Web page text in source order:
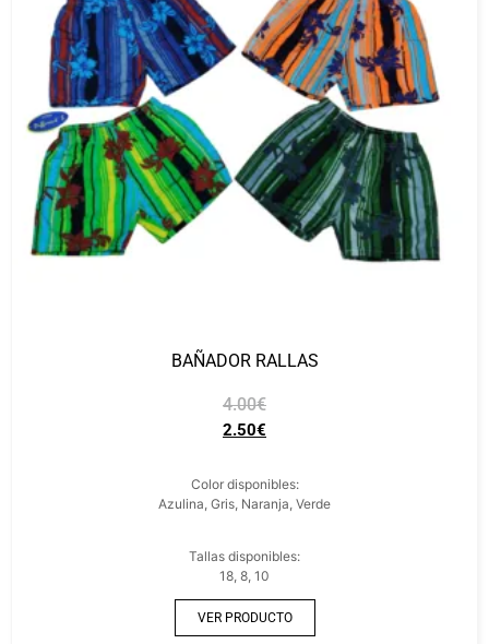
BAÑADOR RALLAS
4.00€
2.50€
Color disponibles:
Azulina, Gris, Naranja, Verde
Tallas disponibles:
18, 8, 10
VER PRODUCTO